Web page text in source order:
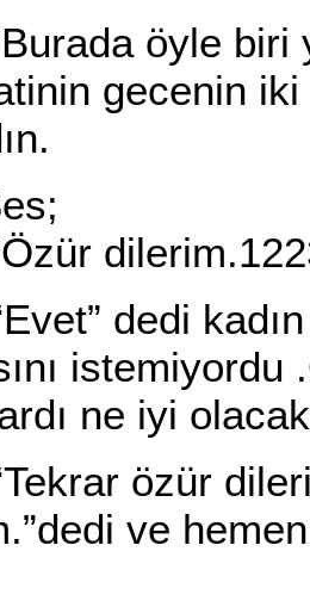
öyle biri
gecenin
dedi kadın
ne iyi
özür
ve